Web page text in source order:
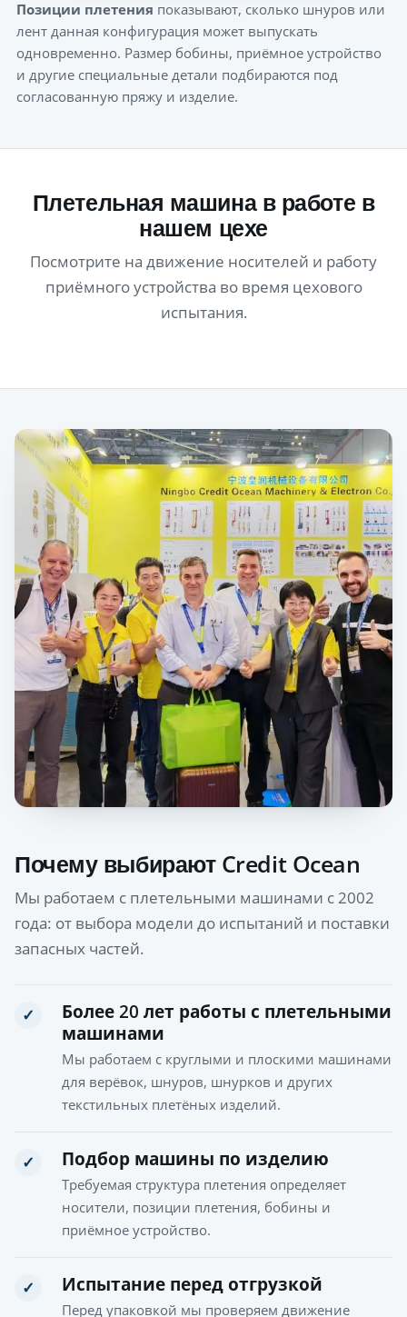
Позиции плетения показывают, сколько шнуров или
лент данная конфигурация может выпускать
одновременно. Размер бобины, приёмное устройство
и другие специальные детали подбираются под
согласованную пряжу и изделие.
Плетельная машина в работе в
нашем цехе
Посмотрите на движение носителей и работу
приёмного устройства во время цехового
испытания.
Почему выбирают Credit Ocean
Мы работаем с плетельными машинами с 2002
года: от выбора модели до испытаний и поставки
запасных частей.
✓
Более 20 лет работы с плетельными
машинами
Мы работаем с круглыми и плоскими машинами
для верёвок, шнуров, шнурков и других
текстильных плетёных изделий.
✓ Подбор машины по изделию
Требуемая структура плетения определяет
носители, позиции плетения, бобины и
приёмное устройство.
✓ Испытание перед отгрузкой
Перед упаковкой мы проверяем движение